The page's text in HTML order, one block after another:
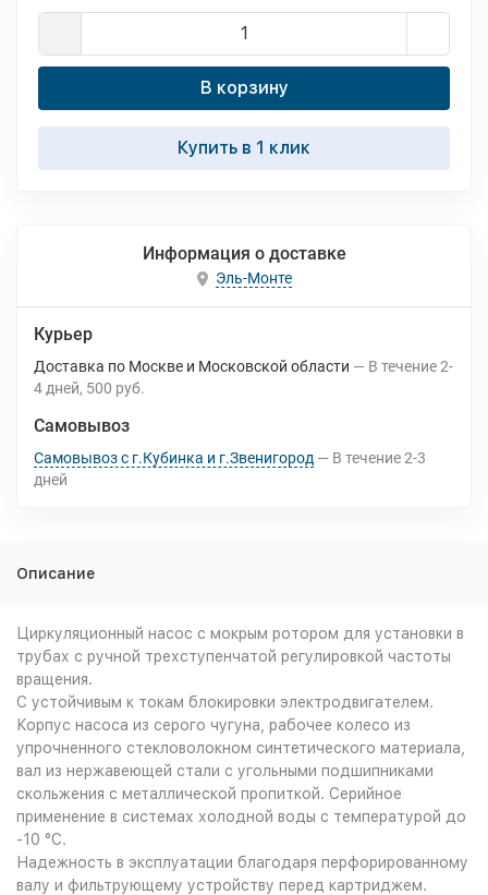
В корзину
Купить в 1 клик
Информация о доставке
Эль-Монте
Курьер
Доставка по Москве и Московской области В течение2-
4 дней 500 руб.
Самовывоз
Самовывоз с г.Кубинка и г.Звенигород В течение2-3
дней
Описание
Циркуляционный насос с мокрым ротором для установки в
трубах с ручной трехступенчатой регулировкой частоты
вращения.
С устойчивым к токам блокировки электродвигателем.
Корпус насоса из серого чугуна, рабочее колесо из
упрочненного стекловолокном синтетического материала,
вал из нержавеющей стали с угольными подшипниками
скольжения с металлической пропиткой. Серийное
применение в системах холодной воды с температурой до
-10 °C.
Надежность в эксплуатации благодаря перфорированному
валу и фильтрующему устройству перед картриджем.